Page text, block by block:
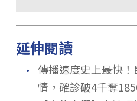
延伸閱讀
． 傳播速度史上最快
情，確診破4千奪